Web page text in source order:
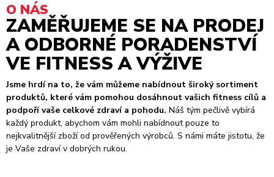
O NÁS
ZAMĚŘUJEME SE NA PRODEJ
A ODBORNÉ PORADENSTVÍ
VE FITNESS A VÝŽIVE
Jsme hrdí na to, že vám můžeme nabídnout široký sortiment
produktů, které vám pomohou dosáhnout vašich fitness cílů a
podpoří vaše celkové zdraví a pohodu. Náš tým pečlivě vybírá
každý produkt, abychom vám mohli nabídnout pouze to
nejkvalitnější zboží od prověřených výrobců. S námi máte jistotu, že
je Vaše zdraví v dobrých rukou.